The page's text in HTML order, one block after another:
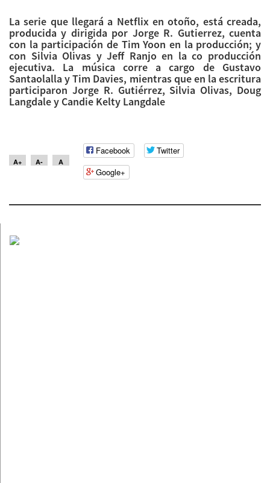
La serie que llegará a Netflix en otoño, está creada,
producida y dirigida por Jorge R. Gutierrez, cuenta
con la participación de Tim Yoon en la producción; y
con Silvia Olivas y Jeff Ranjo en la co producción
ejecutiva. La música corre a cargo de Gustavo
Santaolalla y Tim Davies, mientras que en la escritura
participaron Jorge R. Gutiérrez, Silvia Olivas, Doug
Langdale y Candie Kelty Langdale
A+ A- A
Facebook
Twitter
Google+